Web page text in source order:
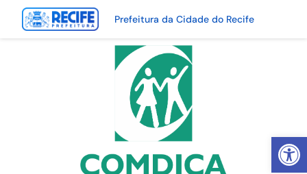
Abrir
Prefeitura da Cidade do Recife